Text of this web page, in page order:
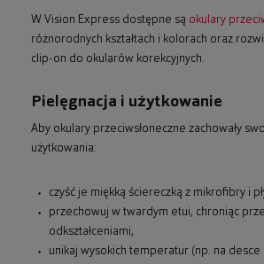
W Vision Express dostępne są okulary
różnorodnych kształtach i kolorach oraz
clip-on do okularów korekcyjnych.
Pielęgnacja i użytkowanie
Aby okulary przeciwsłoneczne zachowały
użytkowania:
czyść je miękką ściereczką z mikrofibry i
przechowuj w twardym etui, chroniąc
odkształceniami,
unikaj wysokich temperatur (np. na